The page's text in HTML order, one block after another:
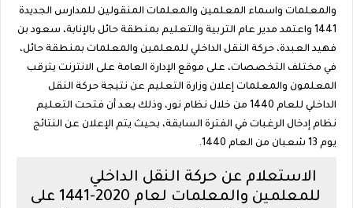
والمعلمات واسماء المعلمين والمعلمات المنقولين للمدارس الجديدة
1441 واعتمد مدير عام التربية والتعليم بمنطقة حائل بالإنابة، سعود بن
فهيد العبدة، حركة النقل الداخلي للمعلمين والمعلمات بمنطقة حائل،
في مختلف التخصصات، على موقع الإدارة العامة على الانترنت يترقب
المعلمون والمعلمات إعلان وزارة التعليم عن نتيجة حركة النقل
الداخلي للعام 1440 من خلال نظام نور، وذلك بعد أن فتحت التعليم
نظام إدخال الرغبات في الفترة السابقة، بحيث يتم الإعلان عن النتائج
يوم 13 شعبان من العام 1440.
الاستعلام عن حركة النقل الداخلي
للمعلمين والمعلمات لعام 2020-1441 على